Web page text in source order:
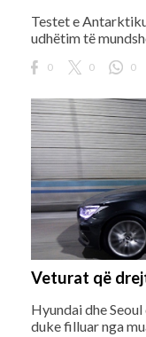
Testet e
udhëtim të
0 0 0
Veturat që
Hyundai dhe
duke filluar nga